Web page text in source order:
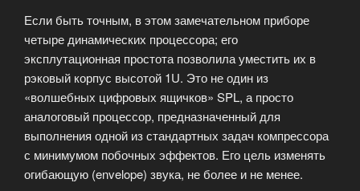
Если быть точным, в этом замечательном приборе
четыре динамических процессора; его
эксплутационная простота позволила уместить их в
рэковый корпус высотой 1U. Это не один из
«волшебных цифровых ящичков» SPL, а просто
аналоговый процессор, предназначенный для
выполнения одной из стандартных задач компрессора
с минимумом побочных эффектов. Его цель изменять
огибающую (envelope) звука, не более и не менее.